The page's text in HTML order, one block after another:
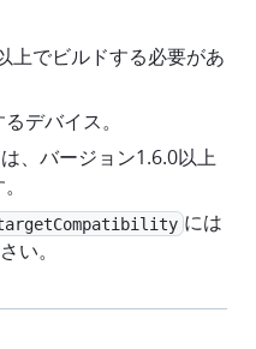
上でビルドする必要があ
デバイス。
、バージョン1.6.0以上
には
い。